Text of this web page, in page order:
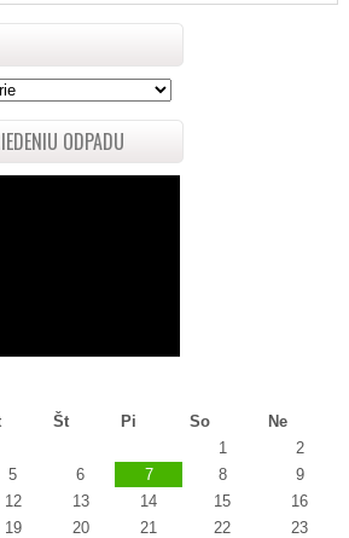
ODPADU
Št Pi So Ne
1
2
5 6 7 8
9
12 13 14 15
16
19 20 21 22
23